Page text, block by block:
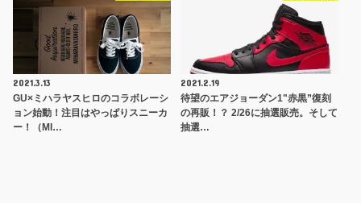
2021.3.13
GU×ミハラヤスヒロのコラボレーシ
ョン始動！注目はやっぱりスニーカ
ー！（MI…
2021.2.19
待望のエアジョーダン1"赤黒”復刻
の再販！？ 2/26に抽選販売。そして
抽選…